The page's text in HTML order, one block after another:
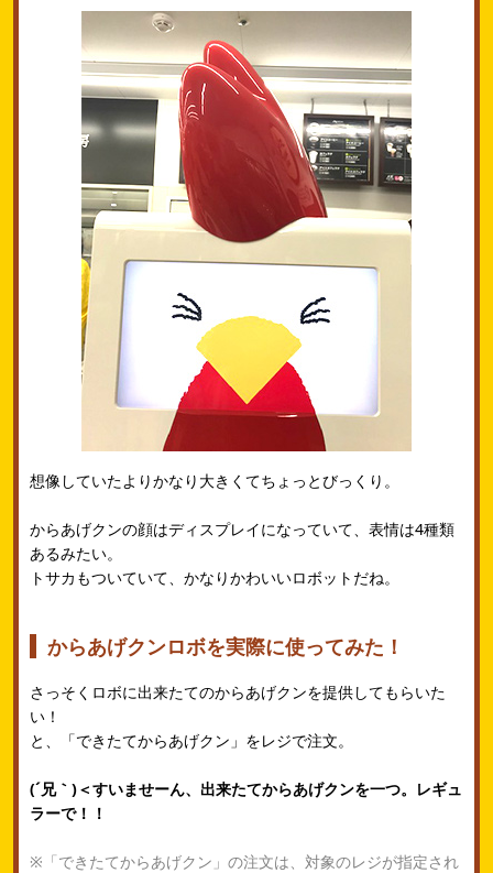
想像していたよりかなり大きくてちょっとびっくり。
からあげクンの顔はディスプレイになっていて、表情は4種類
あるみたい。
トサカもついていて、かなりかわいいロボットだね。
からあげクンロボを実際に使ってみた！
さっそくロボに出来たてのからあげクンを提供してもらいた
い！
と、「できたてからあげクン」をレジで注文。
(´兄｀)＜すいませーん、出来たてからあげクンを一つ。レギュ
ラーで！！
※「できたてからあげクン」の注文は、対象のレジが指定され